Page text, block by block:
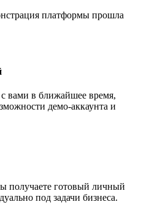
платформы прошла
вами в ближайшее время,
демо-аккаунта и
получаете готовый личный
под задачи бизнеса.